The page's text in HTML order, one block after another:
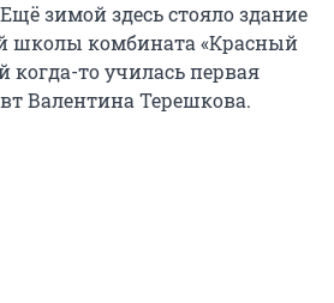
зимой здесь стояло здание
школы комбината «Красный
когда-то училась первая
Валентина Терешкова.